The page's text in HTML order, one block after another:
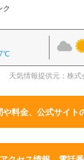
ク
天気情報提供元：株
や料金、公式サイト